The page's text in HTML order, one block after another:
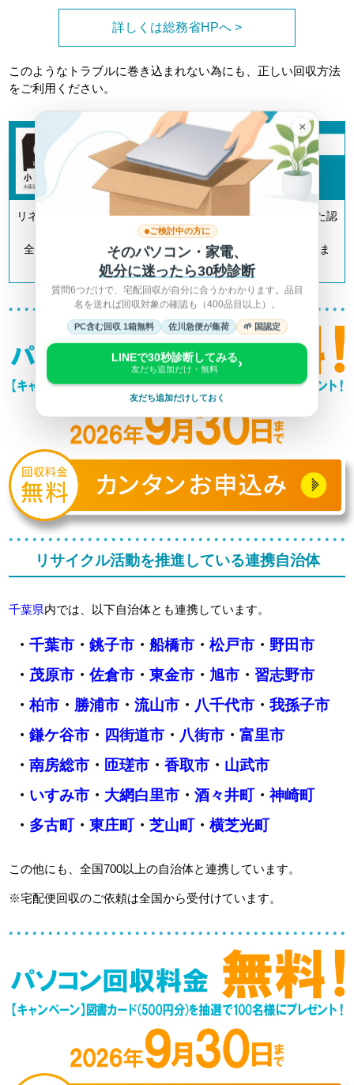
詳しくは総務省HPへ >
このようなトラブルに巻き込まれない為にも、正しい回収方法
をご利用ください。
リネットジャパンは「小型家電リサイクル法」の認定を受けた認
定事業者です。
全国700以上の自治体とも連携してリサイクルを推進していま
す。
リサイクル活動を推進している連携自治体
千葉県内では、以下自治体とも連携しています。
・ 千葉市・ 銚子市・ 船橋市・ 松戸市・ 野田市
・ 茂原市・ 佐倉市・ 東金市・ 旭市・ 習志野市
・柏市・ 勝浦市・ 流山市・ 八千代市・ 我孫子市
・ 鎌ケ谷市・ 四街道市・ 八街市・ 富里市
・ 南房総市・ 匝瑳市・ 香取市・ 山武市
・ いすみ市・ 大網白里市・ 酒々井町・神崎町
・ 多古町・ 東庄町・ 芝山町・ 横芝光町
この他にも、全国700以上の自治体と連携しています。
※宅配便回収のご依頼は全国から受付けています。
×
ご検討中の方に
そのパソコン・家電、
処分に迷ったら30秒診断
質問6つだけで、宅配回収が自分に合うかわかります。品目
名を送れば回収対象の確認も（400品目以上）。
PC含む回収 1箱無料 佐川急便が集荷 🌱 国認定
LINEで30秒診断してみる
友だち追加だけ・無料 ›
友だち追加だけしておく